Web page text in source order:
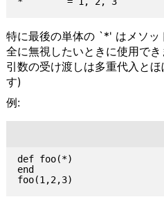
特に最後の単体の `*' はメソッ
全に無視したいときに使用で
引数の受け渡しは多重代入と
す)
例:
def foo(*)
end